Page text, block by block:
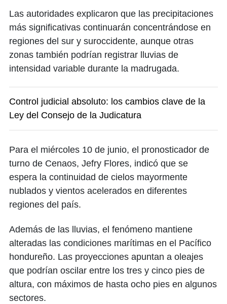
Las autoridades explicaron que las precipitaciones
más significativas continuarán concentrándose en
regiones del sur y suroccidente, aunque otras
zonas también podrían registrar lluvias de
intensidad variable durante la madrugada.
Control judicial absoluto: los cambios clave de la
Ley del Consejo de la Judicatura
Para el miércoles 10 de junio, el pronosticador de
turno de Cenaos, Jefry Flores, indicó que se
espera la continuidad de cielos mayormente
nublados y vientos acelerados en diferentes
regiones del país.
Además de las lluvias, el fenómeno mantiene
alteradas las condiciones marítimas en el Pacífico
hondureño. Las proyecciones apuntan a oleajes
que podrían oscilar entre los tres y cinco pies de
altura, con máximos de hasta ocho pies en algunos
sectores.